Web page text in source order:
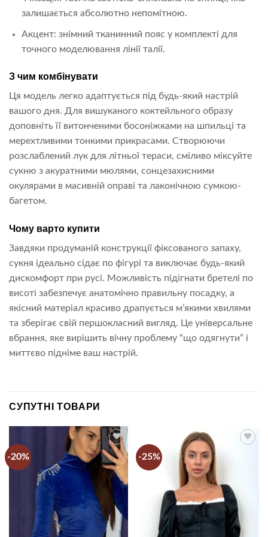
залишається абсолютно непомітною.
Акцент: знімний тканинний пояс у комплекті для
точного моделювання лінії талії.
З чим комбінувати
Ця модель легко адаптується під будь-який настрій
вашого дня. Для вишуканого коктейльного образу
доповніть її витонченими босоніжками на шпильці та
мерехтливими тонкими прикрасами. Створюючи
розслаблений лук для літньої тераси, сміливо міксуйте
сукню з акуратними мюлями, сонцезахисними
окулярами в масивній оправі та лаконічною сумкою-
багетом.
Чому варто купити
Завдяки продуманій конструкції фіксованого запаху,
сукня ідеально сідає по фігурі та виключає будь-який
дискомфорт при русі. Можливість підігнати бретелі по
висоті забезпечує анатомічно правильну посадку, а
якісний матеріал красиво драпується м’якими хвилями
та зберігає свій першокласний вигляд. Це універсальне
вбрання, яке вирішить вічну проблему “що одягнути” і
миттєво підніме ваш настрій.
СУПУТНІ ТОВАРИ
-20% -25%